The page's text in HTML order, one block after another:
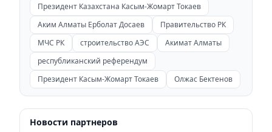
Президент Казахстана Касым-Жомарт Токаев
Аким Алматы Ерболат Досаев
Правительство РК
МЧС РК
строительство АЭС
Акимат Алматы
республиканский референдум
Президент Касым-Жомарт Токаев
Олжас Бектенов
Новости партнеров